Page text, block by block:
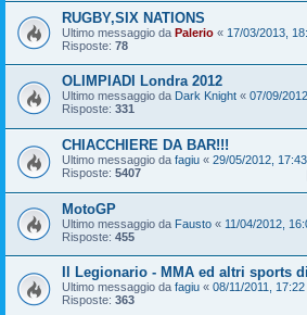
RUGBY,SIX NATIONS
Ultimo messaggio da Palerio « 17/03/2013,
Risposte: 78
OLIMPIADI Londra 2012
Ultimo messaggio da Dark Knight « 07/09/
Risposte: 331
CHIACCHIERE DA BAR!!!
Ultimo messaggio da fagiu « 29/05/2012, 17:43
Risposte: 5407
MotoGP
Ultimo messaggio da Fausto « 11/04/2012,
Risposte: 455
Il Legionario - MMA ed altri sports
Ultimo messaggio da fagiu « 08/11/2011, 17:22
Risposte: 363